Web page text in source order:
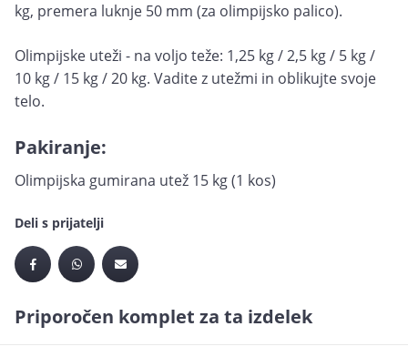
kg, premera luknje 50 mm (za olimpijsko palico).
Olimpijske uteži - na voljo teže: 1,25 kg / 2,5 kg / 5 kg /
10 kg / 15 kg / 20 kg. Vadite z utežmi in oblikujte svoje
telo.
Pakiranje:
Olimpijska gumirana utež 15 kg (1 kos)
Deli s prijatelji
Priporočen komplet za ta izdelek